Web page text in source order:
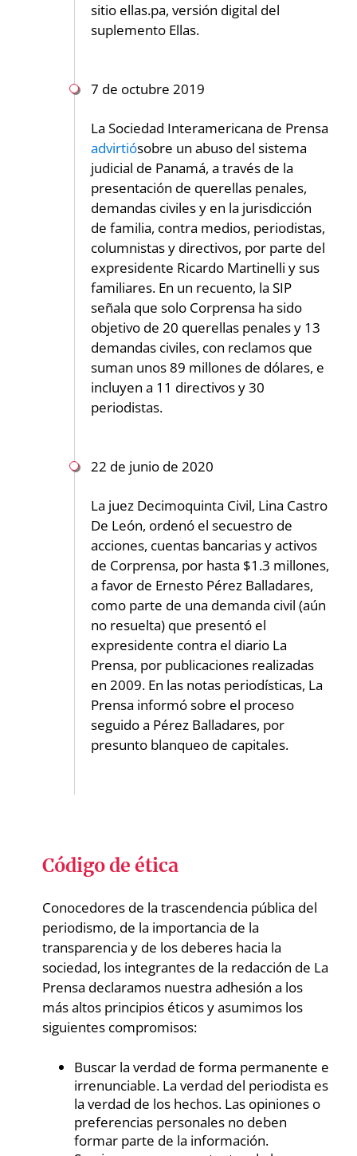
sitio ellas.pa, versión digital del
suplemento Ellas.
7 de octubre 2019
La Sociedad Interamericana de Prensa
advirtiósobre un abuso del sistema
judicial de Panamá, a través de la
presentación de querellas penales,
demandas civiles y en la jurisdicción
de familia, contra medios, periodistas,
columnistas y directivos, por parte del
expresidente Ricardo Martinelli y sus
familiares. En un recuento, la SIP
señala que solo Corprensa ha sido
objetivo de 20 querellas penales y 13
demandas civiles, con reclamos que
suman unos 89 millones de dólares, e
incluyen a 11 directivos y 30
periodistas.
22 de junio de 2020
La juez Decimoquinta Civil, Lina Castro
De León, ordenó el secuestro de
acciones, cuentas bancarias y activos
de Corprensa, por hasta $1.3 millones,
a favor de Ernesto Pérez Balladares,
como parte de una demanda civil (aún
no resuelta) que presentó el
expresidente contra el diario La
Prensa, por publicaciones realizadas
en 2009. En las notas periodísticas, La
Prensa informó sobre el proceso
seguido a Pérez Balladares, por
presunto blanqueo de capitales.
Código de ética
Conocedores de la trascendencia pública del
periodismo, de la importancia de la
transparencia y de los deberes hacia la
sociedad, los integrantes de la redacción de La
Prensa declaramos nuestra adhesión a los
más altos principios éticos y asumimos los
siguientes compromisos:
Buscar la verdad de forma permanente e
irrenunciable. La verdad del periodista es
la verdad de los hechos. Las opiniones o
preferencias personales no deben
formar parte de la información.